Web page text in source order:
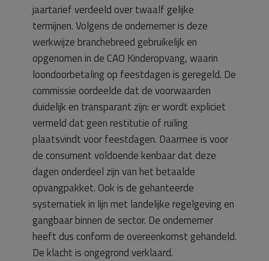
jaartarief verdeeld over twaalf gelijke
termijnen. Volgens de ondernemer is deze
werkwijze branchebreed gebruikelijk en
opgenomen in de CAO Kinderopvang, waarin
loondoorbetaling op feestdagen is geregeld. De
commissie oordeelde dat de voorwaarden
duidelijk en transparant zijn: er wordt expliciet
vermeld dat geen restitutie of ruiling
plaatsvindt voor feestdagen. Daarmee is voor
de consument voldoende kenbaar dat deze
dagen onderdeel zijn van het betaalde
opvangpakket. Ook is de gehanteerde
systematiek in lijn met landelijke regelgeving en
gangbaar binnen de sector. De ondernemer
heeft dus conform de overeenkomst gehandeld.
De klacht is ongegrond verklaard.